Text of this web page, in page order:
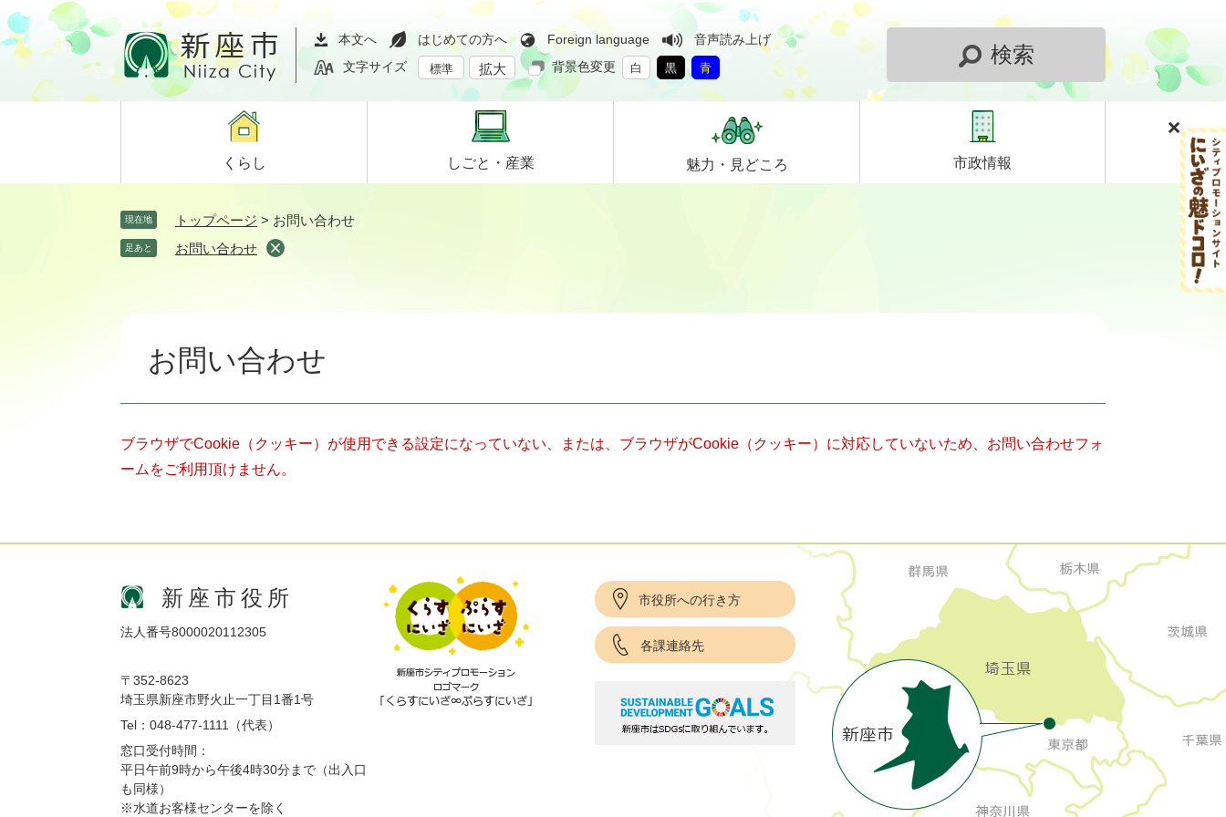
ペ
ー
ジ
メ
ニ
ュ
て
本文へ はじめての方へ Foreign language
音声読み上げ
文字サイズ
標準 拡大 背景色変更 白 黒 青
検索
くらし しごと・ 産業 魅力・ 見どころ 市政情報
現在地 トップページ > お問い合わせ
足あと お問い合わせ
お問い合わせ
ブラウザでCookie（クッキー）が使用できる設定になっていない、または、ブラウザがCookie（クッキー）に対応していないため、お問い合わせフォ
ームをご利用頂けません。
新座市役所
法人番号8000020112305
〒352-8623
埼玉県新座市野火止一丁目1番1号
Tel：048-477-1111（代表）
窓口受付時間：
平日午前9時から午後4時30分まで（出入口
も同様）
※水道お客様センターを除く
市役所への行き方
各課連絡先